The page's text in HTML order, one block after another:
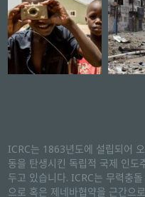
ICRC는 1863년도에 설립되어
동을 탄생시킨 독립적 국제 인도
두고 있습니다. ICRC는 무력충
으로 혹은 제네바협약을 근간으